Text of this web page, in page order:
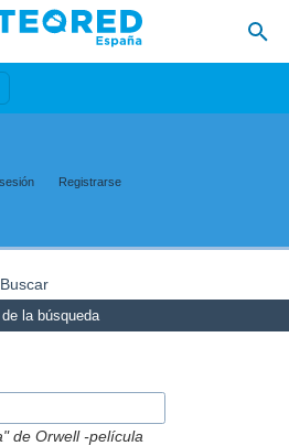
Registrarse
Buscar
la búsqueda
de Orwell -película